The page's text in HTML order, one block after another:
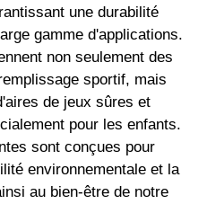
une durabilité
gamme d'applications.
non seulement des
sportif, mais
de jeux sûres et
pour les enfants.
sont conçues pour
environnementale et la
au bien-être de notre